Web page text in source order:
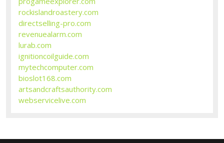
rockislandroastery.com
directselling-pro.com
revenuealarm.com
lurab.com
ignitioncoilguide.com
mytechcomputer.com
bioslot168.com
artsandcraftsauthority.com
webservicelive.com